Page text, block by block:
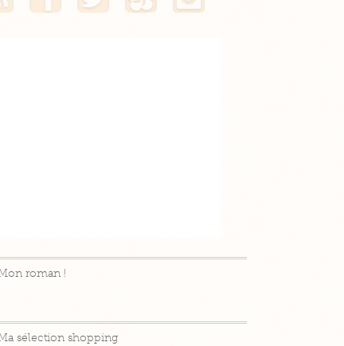
roman !
sélection shopping